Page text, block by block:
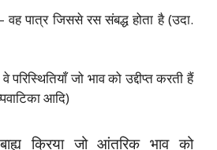
पात्र जिससे रस संबद्ध होता है (उदा.
परिस्थितियाँ जो भाव को उद्दीप्त करती हैं
आदि)
क्रिया जो आंतरिक भाव को